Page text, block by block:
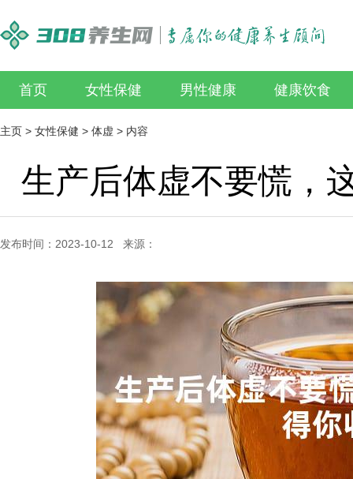
首页 女性保健 男性健康 健康饮食
主页 > 女性保健 > 体虚 > 内容
生产后体虚不要慌，
发布时间：2023-10-12 来源：